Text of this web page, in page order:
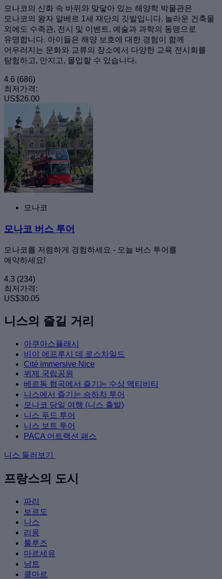
모나코의 신화 속 바위와 맞닿아 있는 해양학 박물관은
모나코의 왕자 알베르 1세 재단의 깃발입니다. 놀라운 건축물
외에도 수족관, 전시 및 이벤트, 예술과 과학의 동맹으로
유명합니다. 아이들은 해양 보호에 대한 경험이 함께
어우러지는 문화와 교류의 장소에서 다양한 교육 전시회를
탐험하고, 만지고, 몰입할 수 있습니다.
4.6 (686)
최저가격:
US$26.00
모나코
모나코 버스 투어
모나코를 저렴하게 경험하세요 - 오늘 버스 투어를
예약하세요!
4.3 (234)
최저가격:
US$30.05
니스의 즐길 거리
아쿠아스플래시
비야 에프루시 데 로스차일드
Cité immersive Nice
뮈제 국립공원
베르동 협곡에서 즐기는 수상 액티비티
니스에서 즐기는 승하차 투어
모나코 당일 여행 (니스 출발)
니스 푸드 투어
니스 보트 투어
PACA 어트랙션 패스
니스 둘러보기
프랑스의 도시
파리
보르도
니스
리옹
툴루즈
마르세유
낭트
콜마르